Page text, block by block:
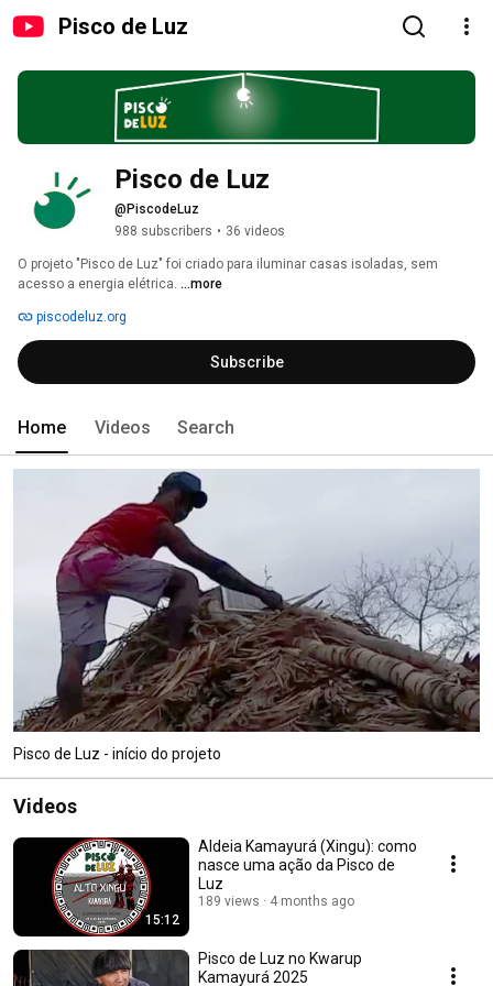
Pisco de Luz
Pisco de Luz
@PiscodeLuz
988 subscribers • 36 videos
O projeto "Pisco de Luz" foi criado para iluminar casas isoladas, sem
acesso a energia elétrica. ...more
piscodeluz.org
Subscribe
Home Videos Search
Pisco de Luz - início do projeto
Videos
15:12
Aldeia Kamayurá (Xingu): como
nasce uma ação da Pisco de
Luz
189 views 4 months ago
Pisco de Luz no Kwarup
Kamayurá 2025